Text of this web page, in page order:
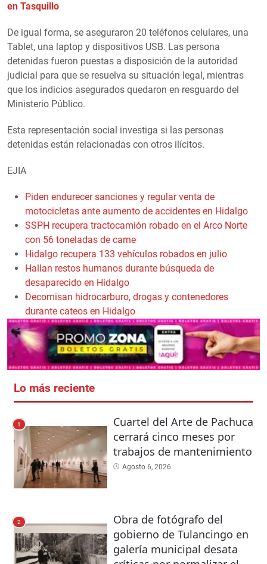
en Tasquillo
De igual forma, se aseguraron 20 teléfonos celulares, una
Tablet, una laptop y dispositivos USB. Las persona
detenidas fueron puestas a disposición de la autoridad
judicial para que se resuelva su situación legal, mientras
que los indicios asegurados quedaron en resguardo del
Ministerio Público.
Esta representación social investiga si las personas
detenidas están relacionadas con otros ilícitos.
EJIA
Piden endurecer sanciones y regular venta de
motocicletas ante aumento de accidentes en Hidalgo
SSPH recupera tractocamión robado en el Arco Norte
con 56 toneladas de carne
Hidalgo recupera 133 vehículos robados en julio
Hallan restos humanos durante búsqueda de
desaparecido en Hidalgo
Decomisan hidrocarburo, drogas y contenedores
durante cateos en Hidalgo
Lo más reciente
1
Cuartel del Arte de Pachuca
cerrará cinco meses por
trabajos de mantenimiento
Agosto 6, 2026
2
Obra de fotógrafo del
gobierno de Tulancingo en
galería municipal desata